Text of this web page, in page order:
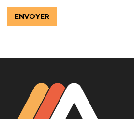
LotoMart
Бай Лото
escort barcelone
https://intimaties.net/es/
used-panties-es/
eros houston
albanianescort